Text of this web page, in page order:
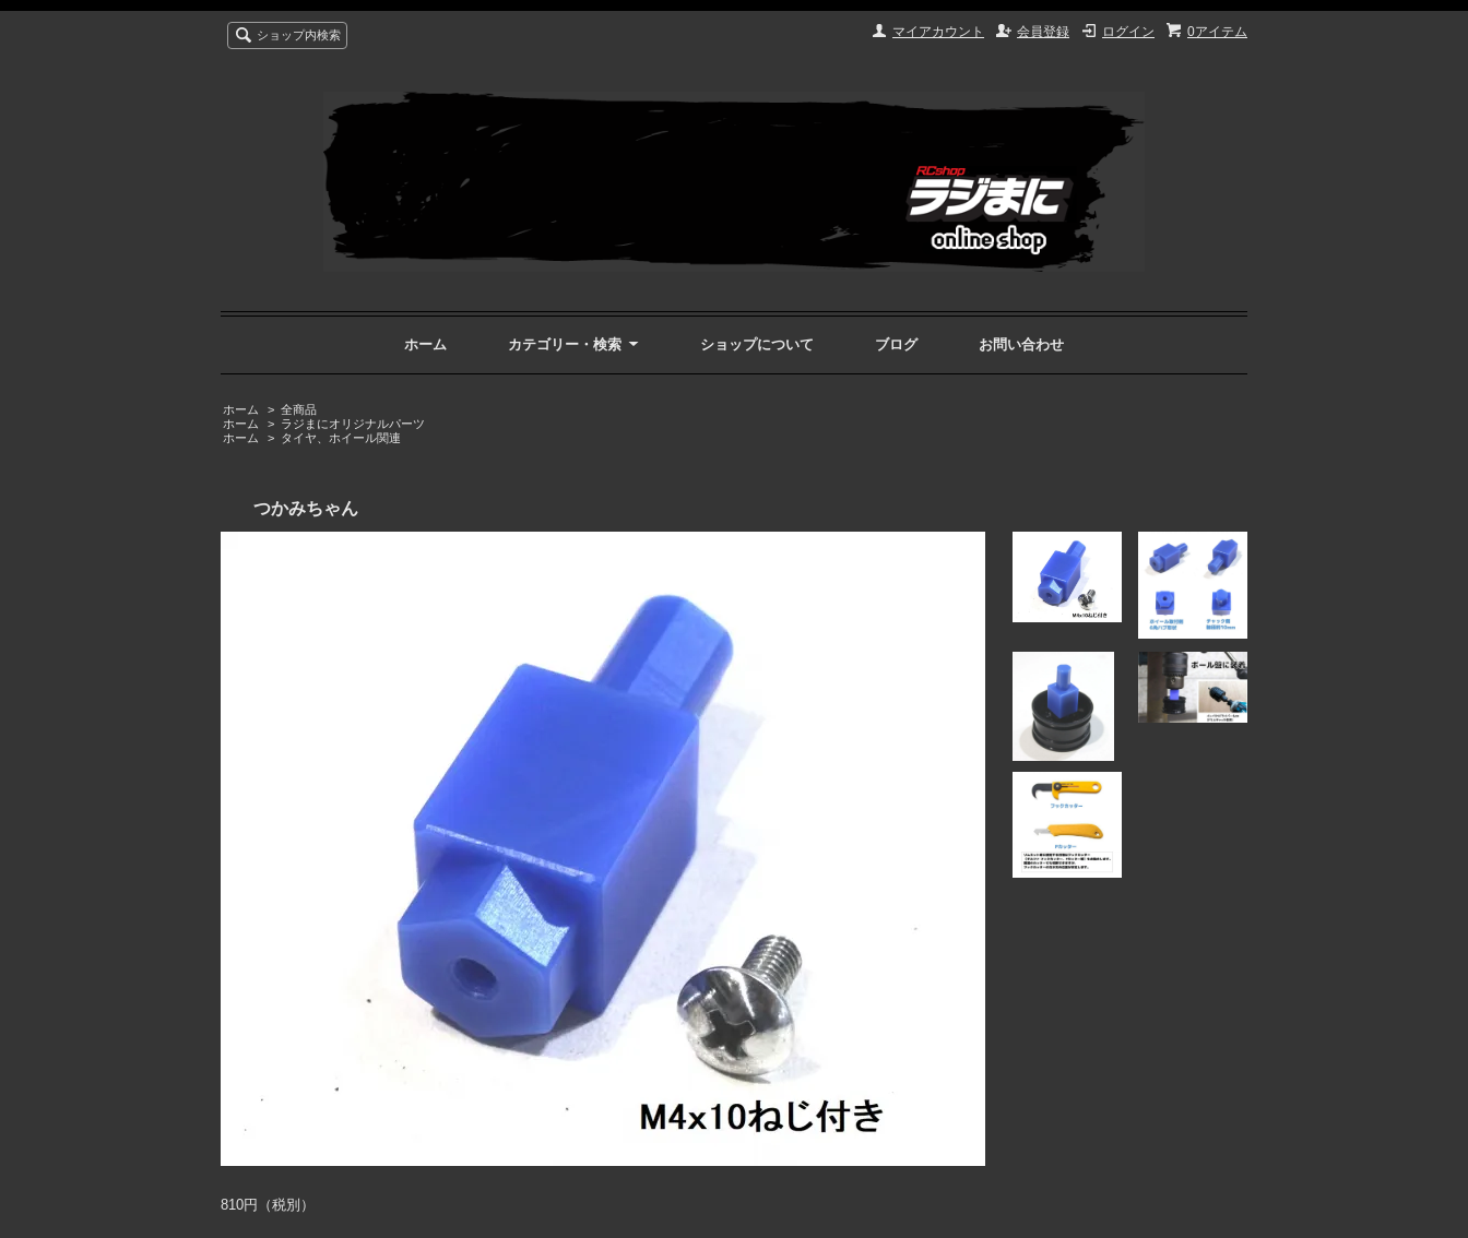
0アイテム
ログイン
会員登録
マイアカウント
ショップ内検索
ホーム カテゴリー・検索 ショップについて ブログ お問い合わせ
ホーム > 全商品
ホーム
> ラジまにオリジナルパーツ
ホーム
> タイヤ、ホイール関連
つかみちゃん
810円（税別）